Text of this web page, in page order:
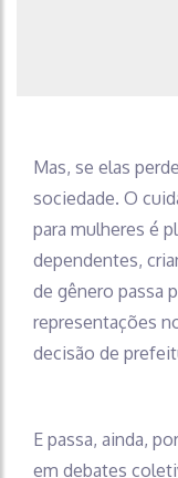
Mas, se elas
sociedade. O
para mulheres é
dependentes,
de gênero passa
representações
decisão de
E passa, ainda,
em debates